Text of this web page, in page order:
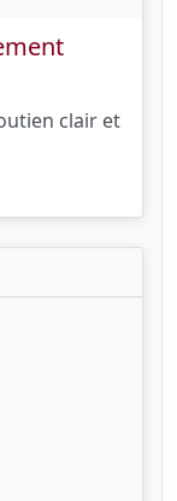
clair et